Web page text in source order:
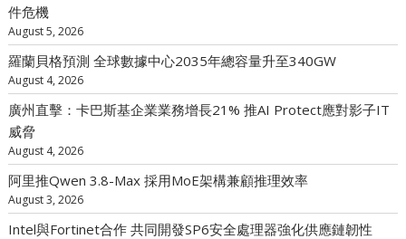
件危機
August 5, 2026
羅蘭貝格預測 全球數據中心2035年總容量升至340GW
August 4, 2026
廣州直擊：卡巴斯基企業業務增長21% 推AI Protect應對影子IT
威脅
August 4, 2026
阿里推Qwen 3.8-Max 採用MoE架構兼顧推理效率
August 3, 2026
Intel與Fortinet合作 共同開發SP6安全處理器強化供應鏈韌性